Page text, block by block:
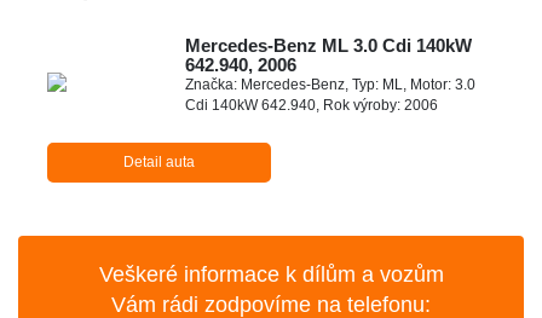
Mercedes-Benz ML 3.0 Cdi 140kW
642.940, 2006
Značka: Mercedes-Benz, Typ: ML, Motor: 3.0
Cdi 140kW 642.940, Rok výroby: 2006
Detail auta
Veškeré informace k dílům a vozům
Vám rádi zodpovíme na telefonu: